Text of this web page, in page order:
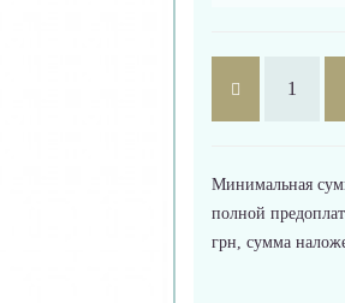
Минимальная
полной
грн, сумма